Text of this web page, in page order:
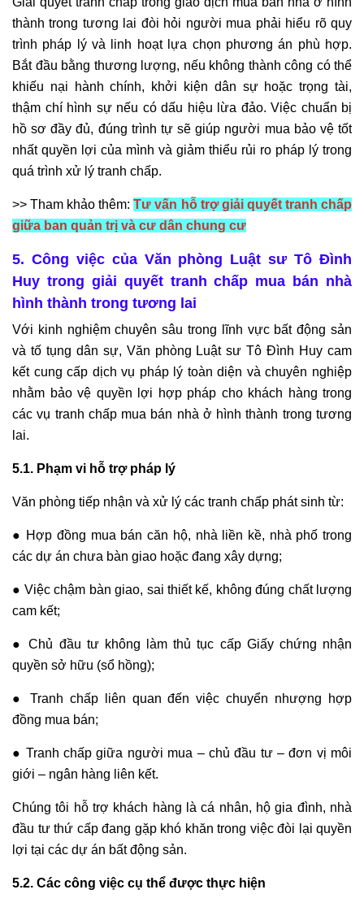
thành trong tương lai đòi hỏi người mua phải hiểu rõ quy
trình pháp lý và linh hoạt lựa chọn phương án phù hợp.
Bắt đầu bằng thương lượng, nếu không thành công có thể
khiếu nại hành chính, khởi kiện dân sự hoặc trọng tài,
thậm chí hình sự nếu có dấu hiệu lừa đảo. Việc chuẩn bị
hồ sơ đầy đủ, đúng trình tự sẽ giúp người mua bảo vệ tốt
nhất quyền lợi của mình và giảm thiểu rủi ro pháp lý trong
quá trình xử lý tranh chấp.
>> Tham khảo thêm:Tư vấn hỗ trợ giải quyết tranh chấp
giữa ban quản trị và cư dân chung cư
5. Công việc của Văn phòng Luật sư Tô Đình
Huy trong giải quyết tranh chấp mua bán nhà
hình thành trong tương lai
Với kinh nghiệm chuyên sâu trong lĩnh vực bất động sản
và tố tụng dân sự, Văn phòng Luật sư Tô Đình Huy cam
kết cung cấp dịch vụ pháp lý toàn diện và chuyên nghiệp
nhằm bảo vệ quyền lợi hợp pháp cho khách hàng trong
các vụ tranh chấp mua bán nhà ở hình thành trong tương
lai.
5.1. Phạm vi hỗ trợ pháp lý
Văn phòng tiếp nhận và xử lý các tranh chấp phát sinh từ:
● Hợp đồng mua bán căn hộ, nhà liền kề, nhà phố trong
các dự án chưa bàn giao hoặc đang xây dựng;
● Việc chậm bàn giao, sai thiết kế, không đúng chất lượng
cam kết;
● Chủ đầu tư không làm thủ tục cấp Giấy chứng nhận
quyền sở hữu (sổ hồng);
● Tranh chấp liên quan đến việc chuyển nhượng hợp
đồng mua bán;
● Tranh chấp giữa người mua – chủ đầu tư – đơn vị môi
giới – ngân hàng liên kết.
Chúng tôi hỗ trợ khách hàng là cá nhân, hộ gia đình, nhà
đầu tư thứ cấp đang gặp khó khăn trong việc đòi lại quyền
lợi tại các dự án bất động sản.
5.2. Các công việc cụ thể được thực hiện